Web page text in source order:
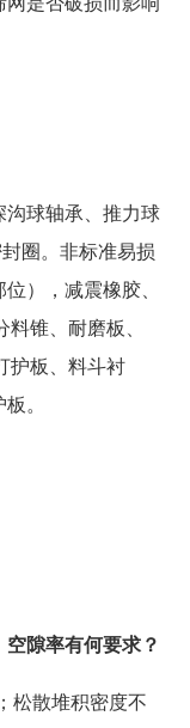
沟球轴承、推力球
圈。非标准易损
），减震橡胶、
料锥、耐磨板、
护板、料斗衬
。
隙率有何要求？
松散堆积密度不